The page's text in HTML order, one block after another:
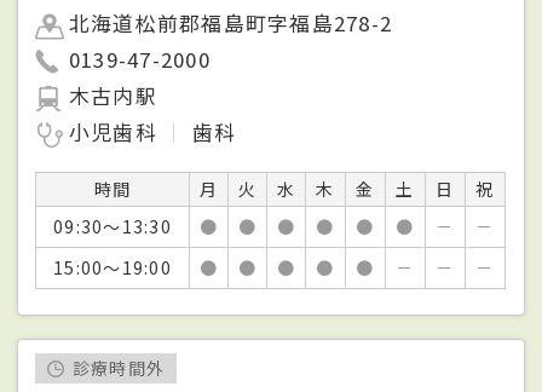
北海道松前郡福島町字福島278-2
0139-47-2000
木古内駅
小児歯科
歯科
時間 月 火 水 木 金 土 日
祝
09:30～13:30
● ● ● ● ● ● －
－
15:00～19:00
● ● ● ● ● － － －
診療時間外